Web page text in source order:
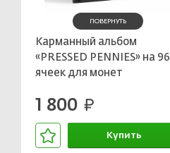
ПОВЕРНУТЬ
Карманный альбом
«PRESSED PENNIES» на 96
ячеек для монет
LEUCHTTURM 355642
1 800 руб.
Купить